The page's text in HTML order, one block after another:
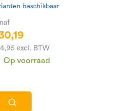
beschikbaar
excl. BTW
Op voorraad